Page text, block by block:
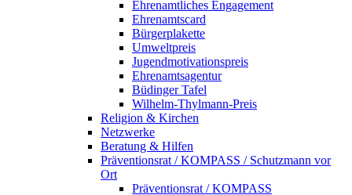
Ehrenamtliches Engagement
Ehrenamtscard
Bürgerplakette
Umweltpreis
Jugendmotivationspreis
Ehrenamtsagentur
Büdinger Tafel
Wilhelm-Thylmann-Preis
Religion & Kirchen
Netzwerke
Beratung & Hilfen
Präventionsrat / KOMPASS / Schutzmann vor
Ort
Präventionsrat / KOMPASS